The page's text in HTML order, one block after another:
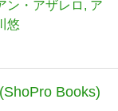
ン・アザレロ
ア
悠
Books)